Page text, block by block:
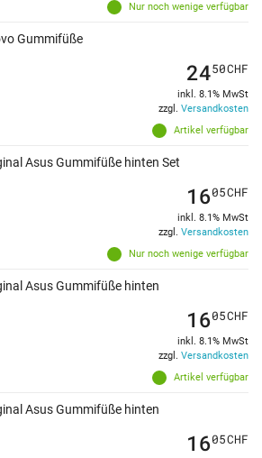
Nur noch wenige verfügbar
Gummifüße
Artikel verfügbar
2450CHF
inkl. 8.1% MwSt
zzgl. Versandkosten
Asus Gummifüße hinten Set
Nur noch wenige verfügbar
1605CHF
inkl. 8.1% MwSt
zzgl. Versandkosten
Asus Gummifüße hinten
Artikel verfügbar
1605CHF
inkl. 8.1% MwSt
zzgl. Versandkosten
Asus Gummifüße hinten
1605CHF